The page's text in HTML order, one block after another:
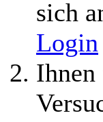
sich
Login
Ihnen